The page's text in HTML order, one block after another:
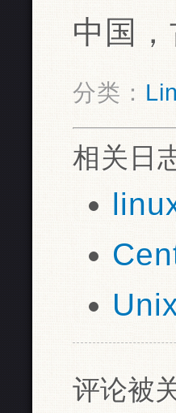
中国
分类：
相关日
评论被